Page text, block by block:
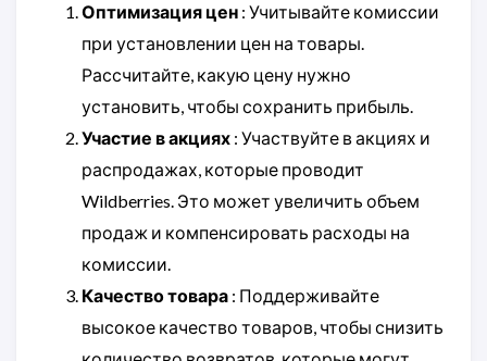
Оптимизация цен : Учитывайте комиссии
при установлении цен на товары.
Рассчитайте, какую цену нужно
установить, чтобы сохранить прибыль.
Участие в акциях : Участвуйте в акциях и
распродажах, которые проводит
Wildberries. Это может увеличить объем
продаж и компенсировать расходы на
комиссии.
Качество товара : Поддерживайте
высокое качество товаров, чтобы снизить